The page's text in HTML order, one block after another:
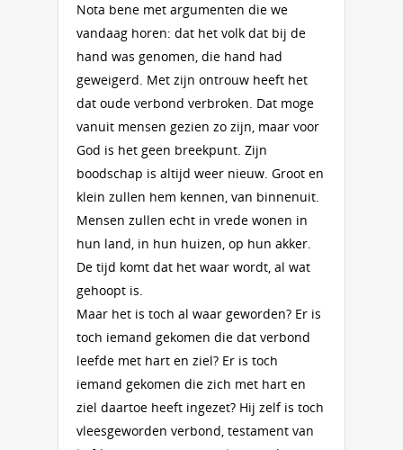
Nota bene met argumenten die we
vandaag horen: dat het volk dat bij de
hand was genomen, die hand had
geweigerd. Met zijn ontrouw heeft het
dat oude verbond verbroken. Dat moge
vanuit mensen gezien zo zijn, maar voor
God is het geen breekpunt. Zijn
boodschap is altijd weer nieuw. Groot en
klein zullen hem kennen, van binnenuit.
Mensen zullen echt in vrede wonen in
hun land, in hun huizen, op hun akker.
De tijd komt dat het waar wordt, al wat
gehoopt is.
Maar het is toch al waar geworden? Er is
toch iemand gekomen die dat verbond
leefde met hart en ziel? Er is toch
iemand gekomen die zich met hart en
ziel daartoe heeft ingezet? Hij zelf is toch
vleesgeworden verbond, testament van